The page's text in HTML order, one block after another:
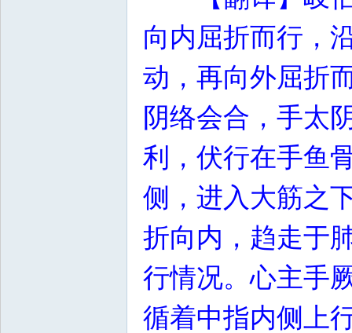
向内屈折而行，
动，再向外屈折
阴络会合，手太
利，伏行在手鱼
侧，进入大筋之
折向内，趋走于
行情况。心主手
循着中指内侧上